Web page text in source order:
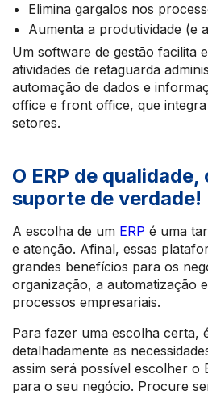
Elimina gargalos nos
Aumenta a produtividade (e
Um software de gestão facilita
atividades de retaguarda
automação de dados e
office e front office, que
setores.
O ERP de qualidade,
suporte de verdade!
A escolha de um ERP é uma
e atenção. Afinal, essas
grandes benefícios para os
organização, a automatização
processos empresariais.
Para fazer uma escolha certa,
detalhadamente as
assim será possível escolher o
para o seu negócio. Procure